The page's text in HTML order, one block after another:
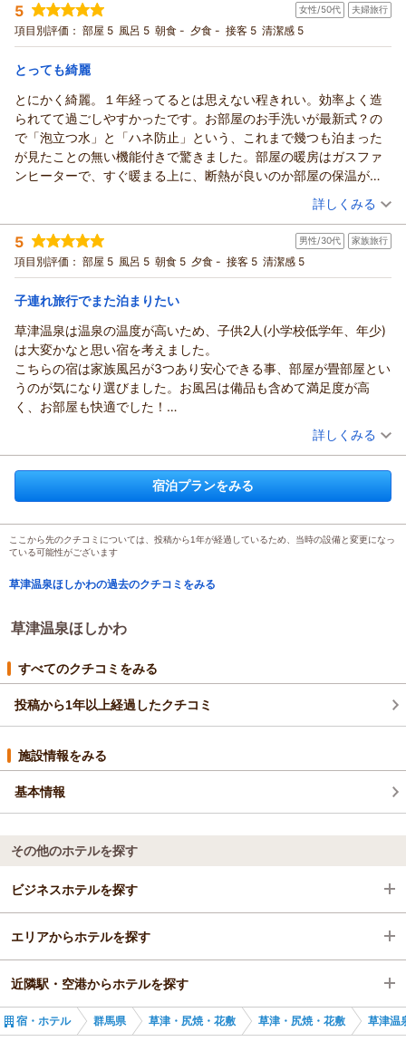
5 女性/50代 夫婦旅行
項目別評価： 部屋 5 風呂 5 朝食 - 夕食 - 接客 5 清潔感 5
とっても綺麗
とにかく綺麗。１年経ってるとは思えない程きれい。効率よく造
られてて過ごしやすかったです。お部屋のお手洗いが最新式？の
で「泡立つ水」と「ハネ防止」という、これまで幾つも泊まった
が見たことの無い機能付きで驚きました。部屋の暖房はガスファ
ンヒーターで、すぐ暖まる上に、断熱が良いのか部屋の保温が良
く、すぐ消して大丈夫でした。お布団は、フカフカの羽毛掛け布
団で、毛布が予備で置いてありましたが、毛布無くても十分暖か
かったです。敷布団は、厚めの「ムアツ布団」なのか？（未確
認）「西川の点で支えるムアツ布団」（←CMでおなじみ。年配者
はご存じかと）だと思われる敷布団で、寝心地最高でした。
トボトルの水）、電子レンジもあり、素泊まりには有り難い心遣
いがありました。
お風呂のお湯は「万代鉱」源泉で、草津の湯の特徴である熱いお
湯。「熱ければ水で薄めて」と仰ってましたが、掛け湯したらギ
リ入れました。温泉成分で浴槽の床がヌルっとした所も。「おお
お！温泉成分バッチリじゃないかぁ」（感動）と思わず声を出し
にスッキリ綺麗に！酸性の湯の効果抜群！また、写真で見るより
も四角い浴槽は広く、２人で入っても余裕がありました。
車も真横に停められ、出し入れ出来るので、以前から気になって
いたCGCハッピーバーグさんへ夕飯を食べに車で行けたので良か
朝食は、森田コーヒーさんへ。これまた近くて「ここ、場所も良
い！」と思いました。
是非また伺いたいです。
（投稿日：2026/04/18）
宿泊時期： 2026年04月宿泊 (夫婦旅行)
投稿者： DoggyWomanさん
宿泊プラン： 【日にち限定】素泊まりプラン 和室 食事なし
宿泊価格帯： 9,001～10,000円(大人一人あたり/税込)
詳しくみる
5 男性/30代 家族旅行
項目別評価： 部屋 5 風呂 5 朝食 5 夕食 - 接客 5 清潔感 5
子連れ旅行でまた泊まりたい
草津温泉は温泉の温度が高いため、子供2人(小学校低学年、年少)
は大変かなと思い宿を考えました。
こちらの宿は家族風呂が3つあり安心できる事、部屋が畳部屋とい
うのが気になり選びました。お風呂は備品も含めて満足度が高
く、お部屋も快適でした！
朝食のみのプランにしたのですが、宿の近くにコンビニがあるの
が助かります。湯畑までは子供と散歩探検がてらですが探索がで
さておき、朝食も十分な量、子供とゆっくり食べれました。店主
さんが気さくに話しかけて下さり、久しぶりの草津の事を知れた
りと嬉しかったです。
子連れにはもう一つ、どうしても荷物が多い事、車と遠いのがあ
ります。宿出口からすぐ駐車場もあり、荷物で苦労することが少
なかったのも良かったです。
（投稿日：2026/03/29）
宿泊時期： 2026年03月宿泊 (家族旅行)
投稿者： ミヤさん(男性/30代)
【早割】お得に泊る朝食付きプラン
詳しくみる
宿泊プランをみる
ここから先のクチコミについては、投稿から1年が経過しているため、当時の設備と変更になっ
ている可能性がございます
草津温泉ほしかわの過去のクチコミをみる
草津温泉ほしかわ
すべてのクチコミをみる
投稿から1年以上経過したクチコミ
施設情報をみる
基本情報
その他のホテルを探す
ビジネスホテルを探す
群馬県
草津・尻焼・花敷
エリアからホテルを探す
群馬県
草津・尻焼・花敷
近隣駅・空港からホテルを探す
長野原草津口駅
宿・ホテル 群馬県 草津・尻焼・花敷 草津・尻焼・花敷 草津温